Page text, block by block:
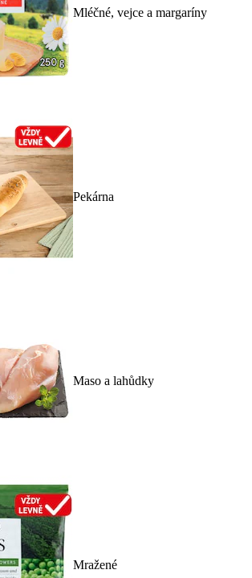
Mléčné, vejce a margaríny
Pekárna
Maso a lahůdky
Mražené